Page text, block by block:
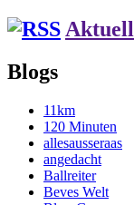
Blogs
11km
120 Minuten
allesausseraas
angedacht
Ballreiter
Beves Welt